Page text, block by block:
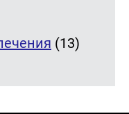
(13)